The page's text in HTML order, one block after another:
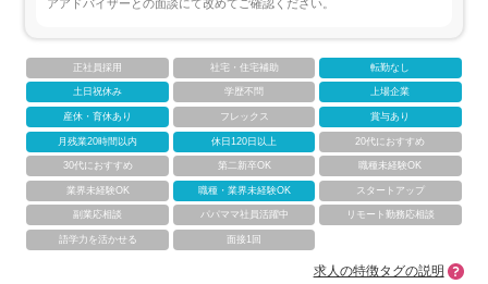
アアドバイザーとの面談にて改めてご確認ください。
正社員採用 社宅・住宅補助 転勤なし
土日祝休み 学歴不問 上場企業
産休・育休あり フレックス 賞与あり
月残業20時間以内 休日120日以上 20代におすすめ
30代におすすめ 第二新卒OK 職種未経験OK
業界未経験OK 職種・業界未経験OK スタートアップ
副業応相談 パパママ社員活躍中 リモート勤務応相談
語学力を活かせる 面接1回
求人の特徴タグの説明